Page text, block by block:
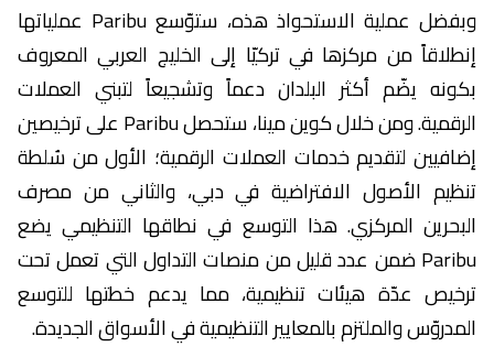
وبفضل عملية الاستحواذ هذه، ستوّسع Paribu عملياتها
إنطلاقاً من مركزها في تركيّا إلى الخليج العربي المعروف
بكونه يضّم أكثر البلدان دعماً وتشجيعاً لتبني العملات
الرقمية. ومن خلال كوين مينا، ستحصل Paribu على ترخيصين
إضافيين لتقديم خدمات العملات الرقمية؛ الأول من سُلطة
تنظيم الأصول الافتراضية في دبي، والثاني من مصرف
البحرين المركزي. هذا التوسع في نطاقها التنظيمي يضع
Paribu ضمن عدد قليل من منصات التداول التي تعمل تحت
ترخيص عدّة هيئات تنظيمية، مما يدعم خطتها للتوسع
المدروّس والملتزم بالمعايير التنظيمية في الأسواق الجديدة.